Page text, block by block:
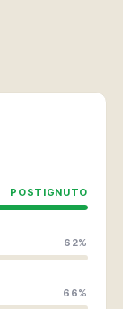
POSTIGNUTO
62%
66%